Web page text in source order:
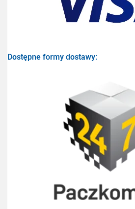
Dostępne formy dostawy: